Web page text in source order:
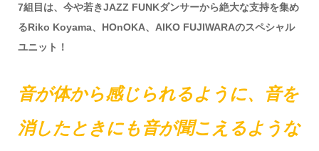
7組目は、今や若きJAZZ FUNKダンサーから絶大な支持を集め
るRiko Koyama、HOnOKA、AIKO FUJIWARAのスペシャル
ユニット！
音が体から感じられるように、音を
消したときにも音が聞こえるような